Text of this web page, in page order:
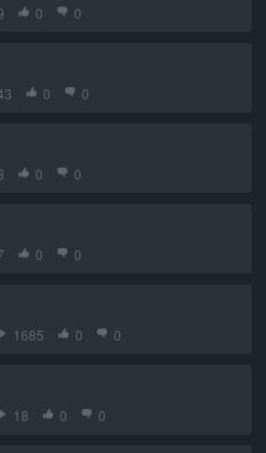
0 0
0 0
0 0
0 0
1685 0 0
18 0 0